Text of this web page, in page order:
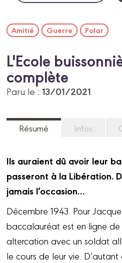
Amitié Guerre Polar
L'Ecole
complète
Paru le :13/01/2021
Résumé Infos
Ils auraient dû avoir leur
passeront à la Libération.
jamais l’occasion…
Décembre 1943. Pour
baccalauréat est en ligne de
altercation avec un soldat
le cours de leur vie.